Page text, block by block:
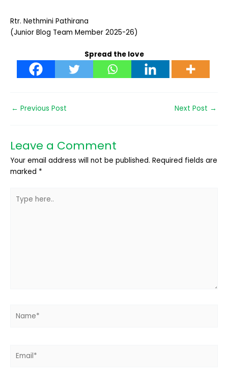
Rtr. Nethmini Pathirana
(Junior Blog Team Member 2025-26)
Spread the love
← Previous Post Next Post →
Leave a Comment
Your email address will not be published. Required fields are
marked *
here..